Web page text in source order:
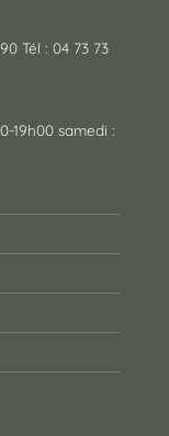
Tél : 04 73 73
19h00 samedi :